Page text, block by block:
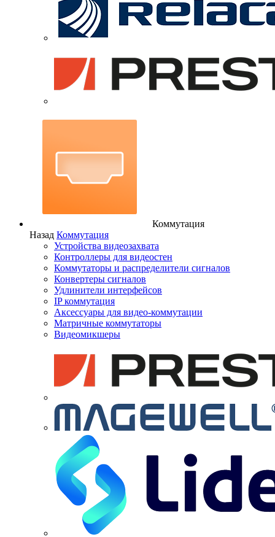
Коммутация
Назад Коммутация
Устройства видеозахвата
Контроллеры для видеостен
Коммутаторы и распределители сигналов
Конвертеры сигналов
Удлинители интерфейсов
IP коммутация
Аксессуары для видео-коммутации
Матричные коммутаторы
Видеомикшеры